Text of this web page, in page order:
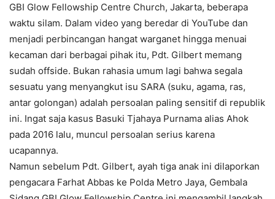
GBI Glow Fellowship Centre Church, Jakarta, beberapa
waktu silam. Dalam video yang beredar di YouTube dan
menjadi perbincangan hangat warganet hingga menuai
kecaman dari berbagai pihak itu, Pdt. Gilbert memang
sudah offside. Bukan rahasia umum lagi bahwa segala
sesuatu yang menyangkut isu SARA (suku, agama, ras,
antar golongan) adalah persoalan paling sensitif di republik
ini. Ingat saja kasus Basuki Tjahaya Purnama alias Ahok
pada 2016 lalu, muncul persoalan serius karena
ucapannya.
Namun sebelum Pdt. Gilbert, ayah tiga anak ini dilaporkan
pengacara Farhat Abbas ke Polda Metro Jaya, Gembala